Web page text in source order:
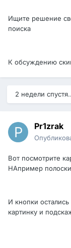
Ищите решение
поиска
К обсуждению
2 недели
Pr1zrak
Вот посмотрите
НАпример
И кнопки
картинку и